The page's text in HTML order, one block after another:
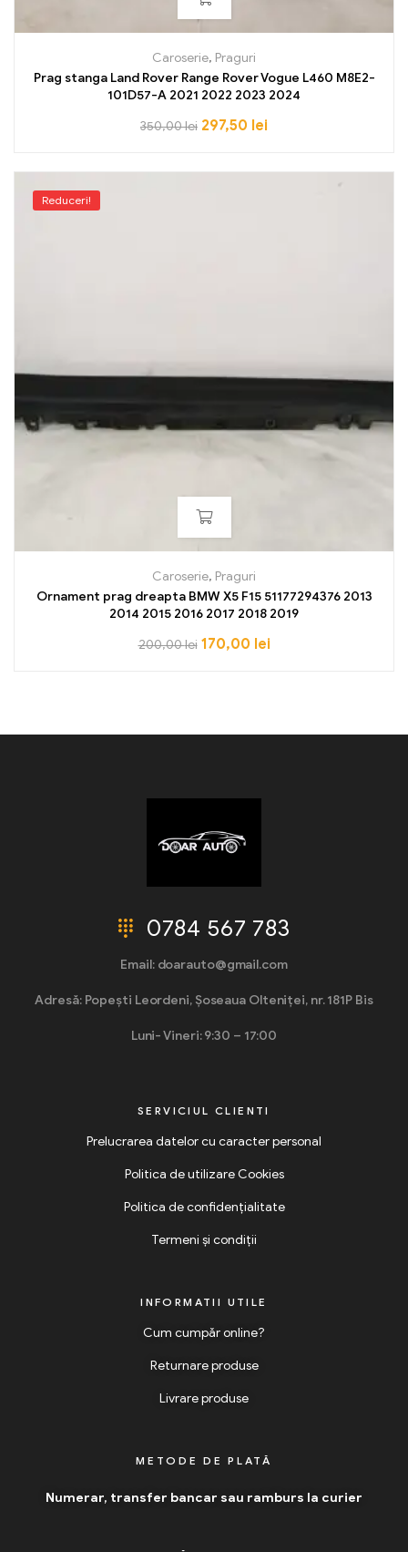
Caroserie, Praguri
Prag stanga Land Rover Range Rover Vogue L460 M8E2-
101D57-A 2021 2022 2023 2024
350,00lei 297,50 lei
Reduceri!
Caroserie, Praguri
Ornament prag dreapta BMW X5 F15 51177294376 2013
2014 2015 2016 2017 2018 2019
200,00lei 170,00 lei
0784 567 783
Email: doarauto@gmail.com
Adresă: Popești Leordeni, Șoseaua Olteniței, nr. 181P Bis
Luni- Vineri: 9:30 – 17:00
SERVICIUL CLIENTI
Prelucrarea datelor cu caracter personal
Politica de utilizare Cookies
Politica de confidențialitate
Termeni și condiții
INFORMATII UTILE
Cum cumpăr online?
Returnare produse
Livrare produse
METODE DE PLATĂ
Numerar, transfer bancar sau ramburs la curier